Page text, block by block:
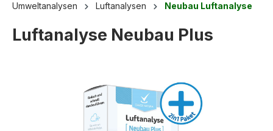
Umweltanalysen Luftanalysen Neubau Luftanalyse
Luftanalyse Neubau Plus